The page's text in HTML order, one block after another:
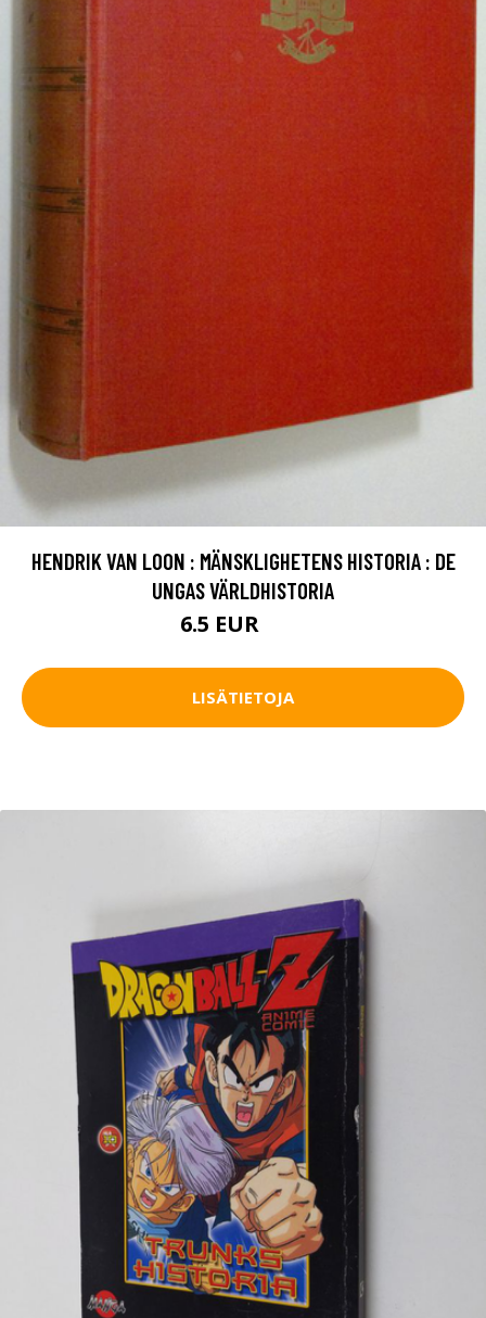
HENDRIK VAN LOON : MÄNSKLIGHETENS HISTORIA : DE
UNGAS VÄRLDHISTORIA
6.5 EUR
LISÄTIETOJA